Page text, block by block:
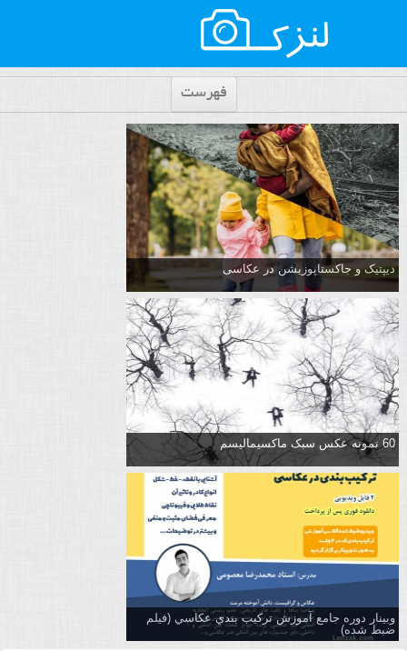
فهرست
دیپتیک و جاکستا‌پوزیشن در عکاسی
60 نمونه عکس سبک ماکسیمالیسم
وبینار دوره جامع آموزش تركيب بندي عكاسي (فیلم
ضبط شده)